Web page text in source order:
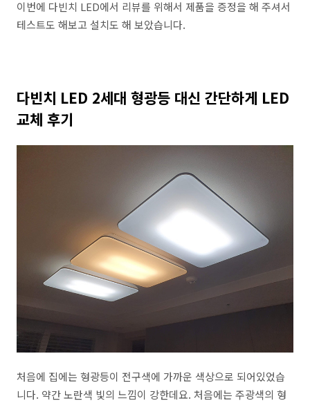
이번에 다빈치 LED에서 리뷰를 위해서 제품을 증정을 해 주셔서
테스트도 해보고 설치도 해 보았습니다.
다빈치 LED 2세대 형광등 대신 간단하게 LED
교체 후기
처음에 집에는 형광등이 전구색에 가까운 색상으로 되어있었습
니다. 약간 노란색 빛의 느낌이 강한데요. 처음에는 주광색의 형